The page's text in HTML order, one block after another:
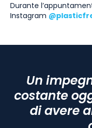
Durante
Instagram
Un
costante
di avere